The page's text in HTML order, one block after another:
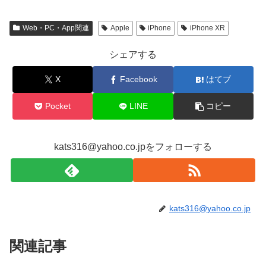
Web・PC・App関連 Apple iPhone iPhone XR
シェアする
X Facebook はてブ
Pocket LINE コピー
kats316@yahoo.co.jpをフォローする
kats316@yahoo.co.jp
関連記事